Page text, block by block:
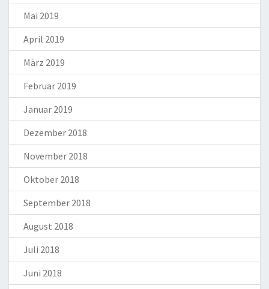
Mai 2019
April 2019
März 2019
Februar 2019
Januar 2019
Dezember 2018
November 2018
Oktober 2018
September 2018
August 2018
Juli 2018
Juni 2018